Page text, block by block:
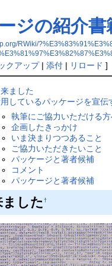
ジの紹介書
RWiki/
クアップ| 添付| リロード ]
ました
しているパッケージを宣伝
執筆にご協力いただける
企画したきっかけ
いま決まりつつあること
ご協力いただきたいこと
パッケージと著者候補
コメント
パッケージと著者候補
ました†